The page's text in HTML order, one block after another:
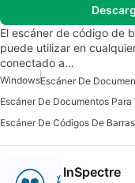
El escáner de código de
puede utilizar en
conectado a…
Windows
InSpectre